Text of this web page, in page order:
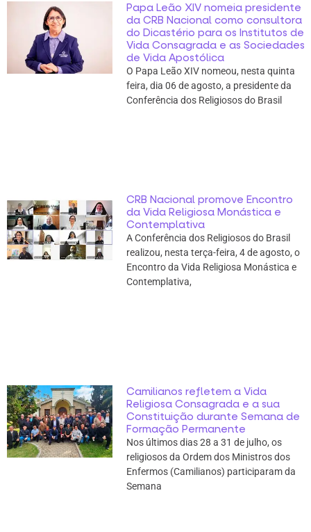
Papa Leão XIV nomeia presidente
da CRB Nacional como consultora
do Dicastério para os Institutos de
Vida Consagrada e as Sociedades
de Vida Apostólica
O Papa Leão XIV nomeou, nesta quinta
feira, dia 06 de agosto, a presidente da
Conferência dos Religiosos do Brasil
CRB Nacional promove Encontro
da Vida Religiosa Monástica e
Contemplativa
A Conferência dos Religiosos do Brasil
realizou, nesta terça-feira, 4 de agosto, o
Encontro da Vida Religiosa Monástica e
Contemplativa,
Camilianos refletem a Vida
Religiosa Consagrada e a sua
Constituição durante Semana de
Formação Permanente
Nos últimos dias 28 a 31 de julho, os
religiosos da Ordem dos Ministros dos
Enfermos (Camilianos) participaram da
Semana